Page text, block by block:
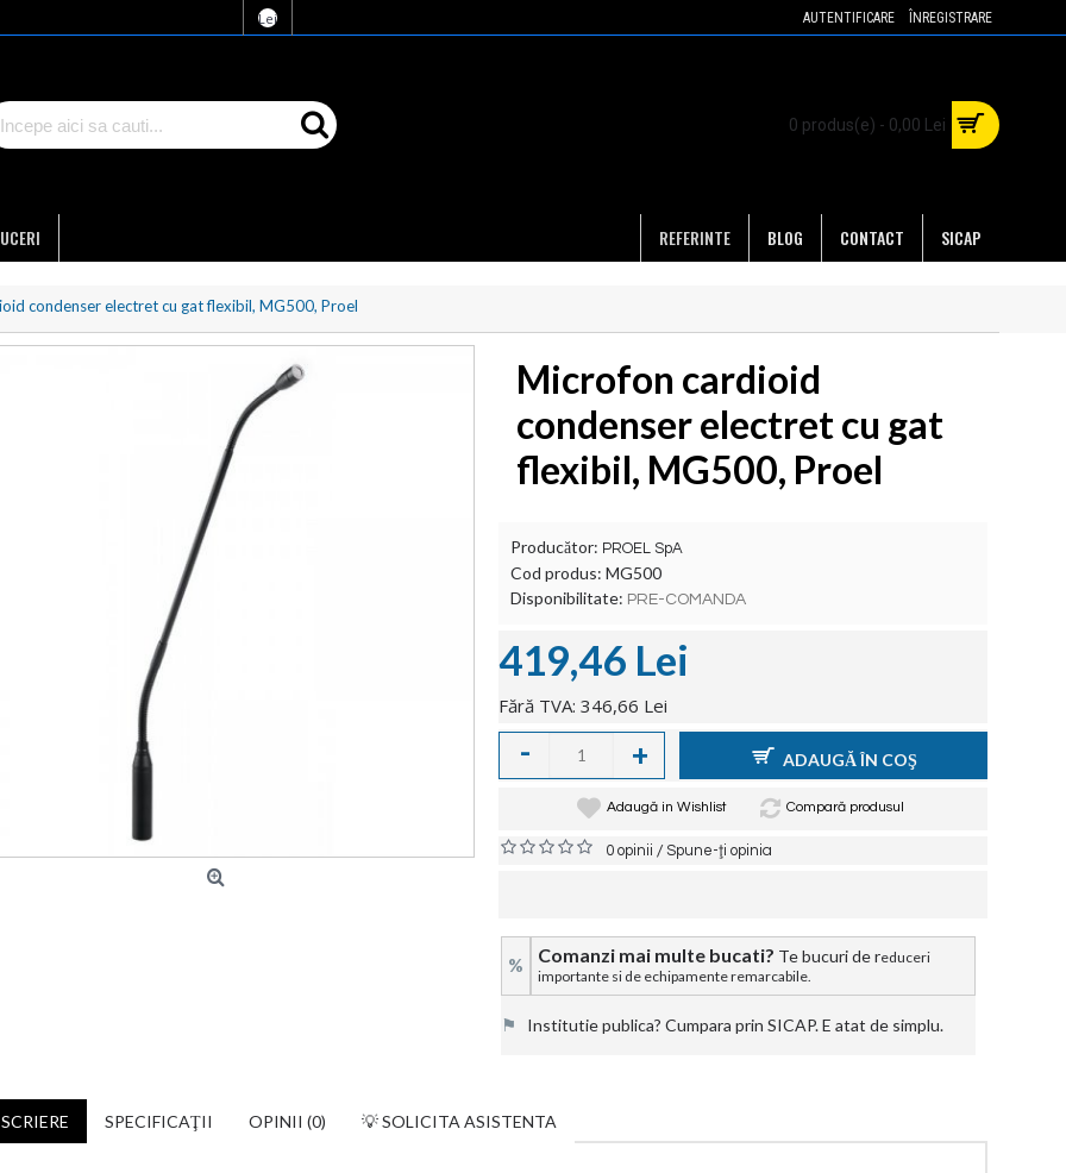
Lei AUTENTIFICARE ÎNREGISTRARE
0 produs(e) - 0,00 Lei
SICAP
CONTACT
BLOG
REFERINTE
condenser electret cu gat flexibil, MG500, Proel
Microfon cardioid
condenser electret cu gat
flexibil, MG500, Proel
Producător: PROEL SpA
Cod produs: MG500
Disponibilitate: PRE-COMANDA
419,46 Lei
Fără TVA: 346,66 Lei
- + ADAUGĂ ÎN COŞ
Adaugă in Wishlist Compară produsul
0 opinii /Spune-ţi opinia
% Comanzi mai multe bucati? Te bucuri de reduceri
importante si de echipamente remarcabile.
⚑ Institutie publica? Cumpara prin SICAP. E atat de simplu.
SPECIFICAŢII OPINII (0) 💡 SOLICITA ASISTENTA